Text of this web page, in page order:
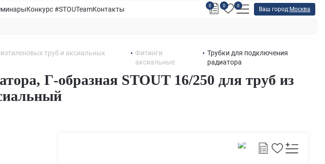
Конкурс #STOUTeamКонтакты 0 0 0
Ваш город: Москва
труб и аксиальных
Фитинги
аксиальные
Трубки для подключения
радиатора
Г-образная STOUT 16/250 для труб из